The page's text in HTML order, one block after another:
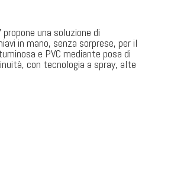
propone una soluzione di
in mano, senza sorprese, per il
e PVC mediante posa di
con tecnologia a spray, alte